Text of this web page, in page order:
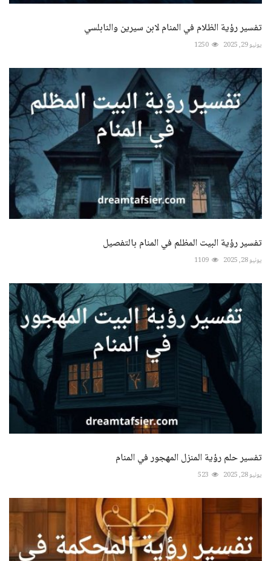
تفسير رؤية الظلام في المنام لابن سيرين والنابلسي
يونيو 29, 2025 1250
تفسير رؤية البيت المظلم في المنام بالتفصيل
يونيو 28, 2025 1109
تفسير حلم رؤية المنزل المهجور في المنام
يونيو 28, 2025 523